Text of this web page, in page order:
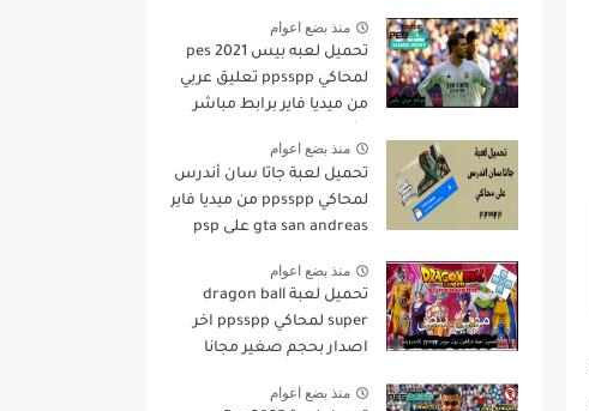
منذ بضع اعوام
تحميل لعبه بيس pes 2021
لمحاكي ppsspp تعليق عربي
من ميديا فاير برابط مباشر
ppsspp
منذ بضع اعوام
تحميل لعبة جاتا سان أندرس
لمحاكي ppsspp من ميديا فاير
gta san andreas على psp
منذ بضع اعوام
تحميل لعبة dragon ball
super لمحاكي ppsspp اخر
اصدار بحجم صغير مجانا
psp من ميديا فاير
منذ بضع اعوام